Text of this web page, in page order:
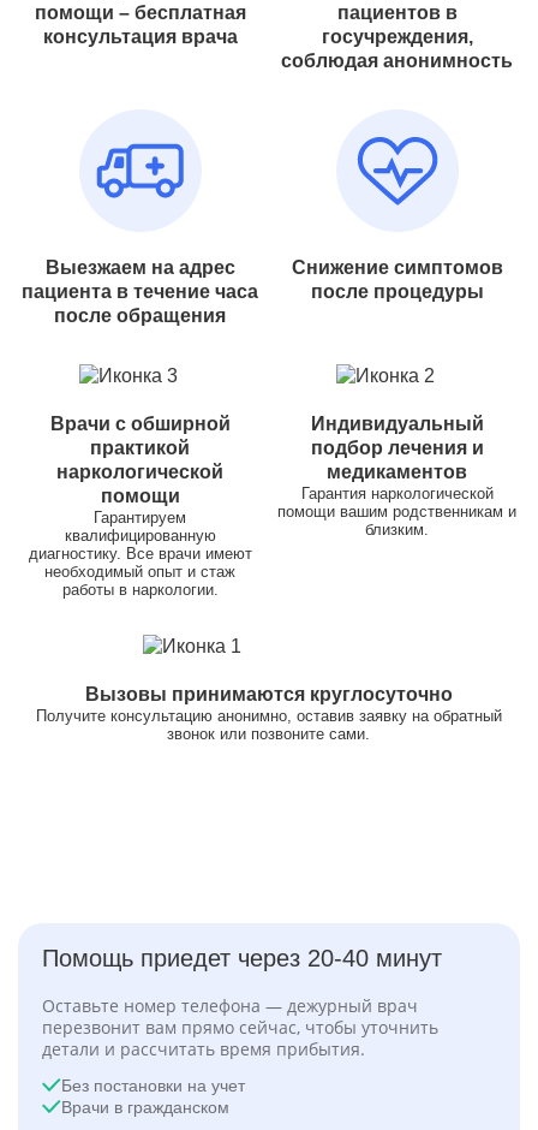
помощи – бесплатная
консультация врача
пациентов в
госучреждения,
соблюдая анонимность
Выезжаем на адрес
пациента в течение часа
после обращения
Снижение симптомов
после процедуры
Врачи с обширной
практикой
наркологической
помощи
Гарантируем
квалифицированную
диагностику. Все врачи имеют
необходимый опыт и стаж
работы в наркологии.
Индивидуальный
подбор лечения и
медикаментов
Гарантия наркологической
помощи вашим родственникам и
близким.
Вызовы принимаются круглосуточно
Получите консультацию анонимно, оставив заявку на обратный
звонок или позвоните сами.
Помощь приедет через 20-40 минут
Оставьте номер телефона — дежурный врач
перезвонит вам прямо сейчас, чтобы уточнить
детали и рассчитать время прибытия.
Без постановки на учет
Врачи в гражданском